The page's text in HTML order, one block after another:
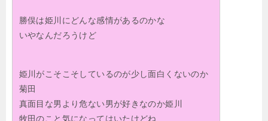
勝俣は姫川にどんな感情があるのかな
いやなんだろうけど
姫川がこそこそしているのが少し面白くないのか
菊田
真面目な男より危ない男が好きなのか姫川
牧田のこと気になってはいたけどね